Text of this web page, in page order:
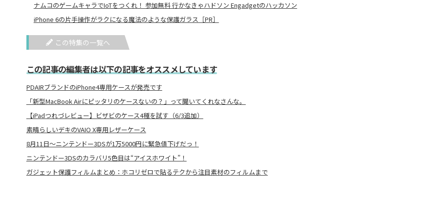
ナムコのゲームキャラでIoTをつくれ！ 参加無料 行かなきゃハドソン Engadgetのハッカソン
iPhone 6の片手操作がラクになる魔法のような保護ガラス［PR］
この特集の一覧へ
この記事の編集者は以下の記事をオススメしています
PDAIRブランドのiPhone4専用ケースが発売です
「新型MacBook Airにピッタリのケースないの？」って聞いてくれなさんな。
【iPadつれづレビュー】ビザビのケース4種を試す（6/3追加）
素晴らしいデキのVAIO X専用レザーケース
8月11日～ニンテンドー3DSが1万5000円に緊急値下げだっ！
ニンテンドー3DSのカラバリ5色目は“アイスホワイト”！
ガジェット保護フィルムまとめ：ホコリゼロで貼るテクから注目素材のフィルムまで